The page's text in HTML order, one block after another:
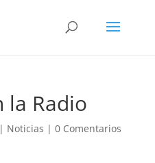
la Radio
Noticias | 0 Comentarios